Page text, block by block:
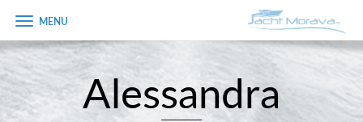
Úvodní strana
Zobrazit
menu
Alessandra